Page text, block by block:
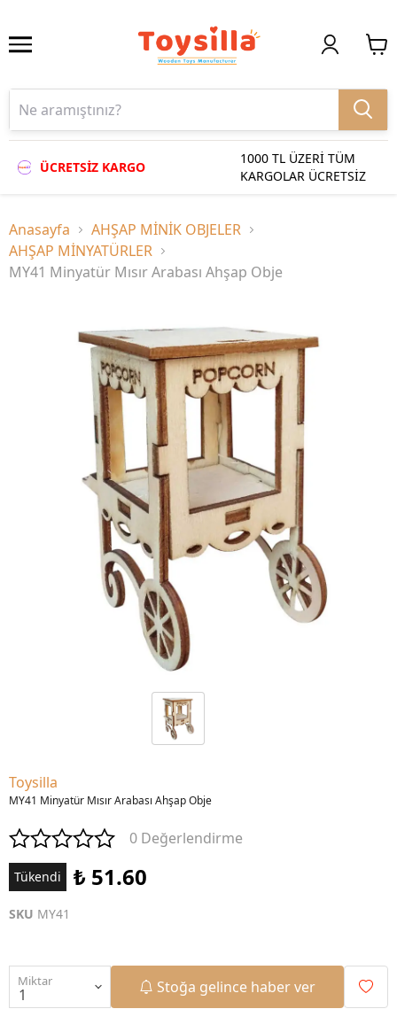
ÜCRETSİZ KARGO
1000 TL ÜZERİ TÜM
KARGOLAR ÜCRETSİZ
Anasayfa
AHŞAP MİNİK OBJELER
AHŞAP MİNYATÜRLER
MY41 Minyatür Mısır Arabası Ahşap Obje
Toysilla
MY41 Minyatür Mısır Arabası Ahşap Obje
0 Değerlendirme
Tükendi ₺ 51.60
SKU MY41
Miktar Stoğa gelince haber ver